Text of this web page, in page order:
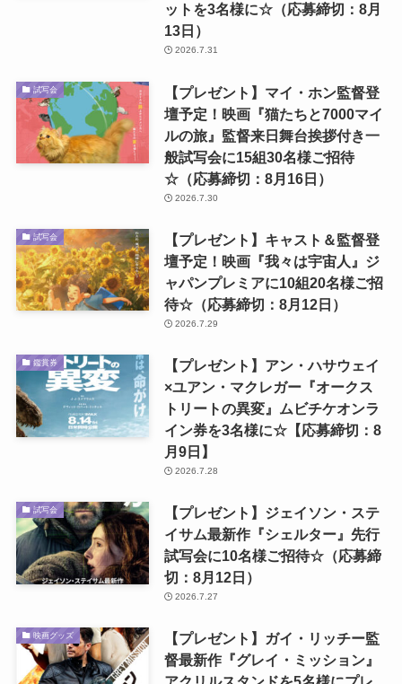
ットを3名様に☆（応募締切：8月
13日）
2026.7.31
試写会
【プレゼント】マイ・ホン監督登
壇予定！映画『猫たちと7000マイ
ルの旅』監督来日舞台挨拶付き一
般試写会に15組30名様ご招待
☆（応募締切：8月16日）
2026.7.30
試写会
【プレゼント】キャスト＆監督登
壇予定！映画『我々は宇宙人』ジ
ャパンプレミアに10組20名様ご招
待☆（応募締切：8月12日）
2026.7.29
鑑賞券
【プレゼント】アン・ハサウェイ
×ユアン・マクレガー『オークス
トリートの異変』ムビチケオンラ
イン券を3名様に☆【応募締切：8
月9日】
2026.7.28
試写会
【プレゼント】ジェイソン・ステ
イサム最新作『シェルター』先行
試写会に10名様ご招待☆（応募締
切：8月12日）
2026.7.27
映画グッズ
【プレゼント】ガイ・リッチー監
督最新作『グレイ・ミッション』